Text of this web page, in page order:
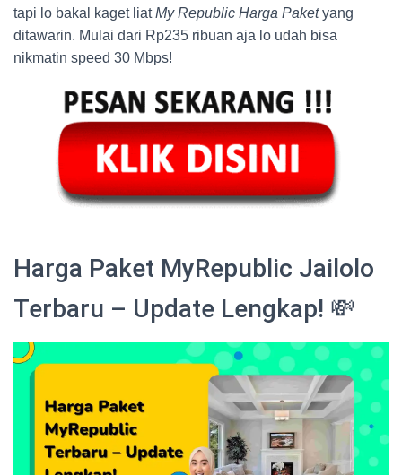
tapi lo bakal kaget liatMy Republic Harga Paketyang
ditawarin. Mulai dari Rp235 ribuan aja lo udah bisa
nikmatin speed 30 Mbps!
Harga Paket MyRepublic Jailolo
Terbaru – Update Lengkap! 💸